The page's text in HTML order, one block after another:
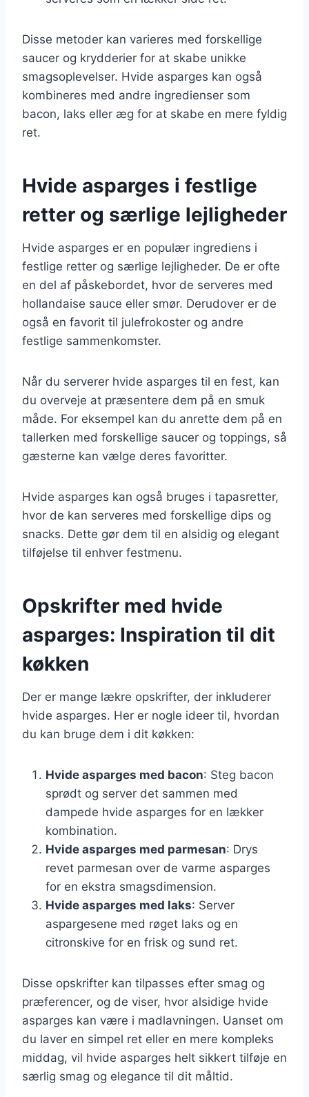
Disse metoder kan varieres med forskellige
saucer og krydderier for at skabe unikke
smagsoplevelser. Hvide asparges kan også
kombineres med andre ingredienser som
bacon, laks eller æg for at skabe en mere fyldig
ret.
Hvide asparges i festlige
retter og særlige lejligheder
Hvide asparges er en populær ingrediens i
festlige retter og særlige lejligheder. De er ofte
en del af påskebordet, hvor de serveres med
hollandaise sauce eller smør. Derudover er de
også en favorit til julefrokoster og andre
festlige sammenkomster.
Når du serverer hvide asparges til en fest, kan
du overveje at præsentere dem på en smuk
måde. For eksempel kan du anrette dem på en
tallerken med forskellige saucer og toppings, så
gæsterne kan vælge deres favoritter.
Hvide asparges kan også bruges i tapasretter,
hvor de kan serveres med forskellige dips og
snacks. Dette gør dem til en alsidig og elegant
tilføjelse til enhver festmenu.
Opskrifter med hvide
asparges: Inspiration til dit
køkken
Der er mange lækre opskrifter, der inkluderer
hvide asparges. Her er nogle ideer til, hvordan
du kan bruge dem i dit køkken:
Hvide asparges med bacon: Steg bacon
sprødt og server det sammen med
dampede hvide asparges for en lækker
kombination.
Hvide asparges med parmesan: Drys
revet parmesan over de varme asparges
for en ekstra smagsdimension.
Hvide asparges med laks: Server
aspargesene med røget laks og en
citronskive for en frisk og sund ret.
Disse opskrifter kan tilpasses efter smag og
præferencer, og de viser, hvor alsidige hvide
asparges kan være i madlavningen. Uanset om
du laver en simpel ret eller en mere kompleks
middag, vil hvide asparges helt sikkert tilføje en
særlig smag og elegance til dit måltid.